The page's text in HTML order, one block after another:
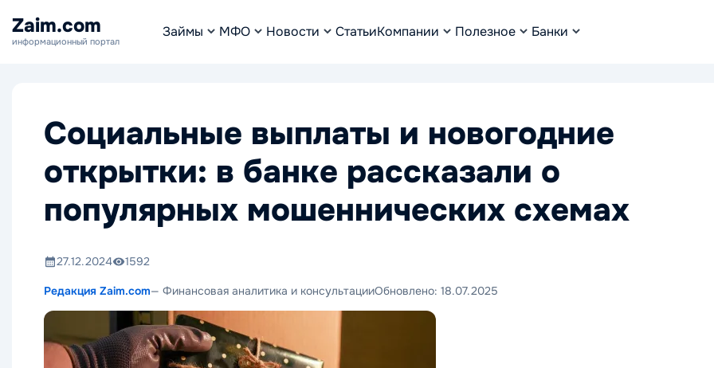
Zaim.com
информационный портал
Займы МФО Новости СтатьиКомпании Полезное Банки
Социальные выплаты и новогодние
открытки: в банке рассказали о
популярных мошеннических схемах
27.12.2024 1592
Редакция Zaim.com— Финансовая аналитика и консультацииОбновлено: 18.07.2025